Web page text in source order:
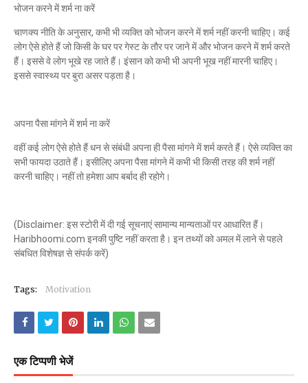
भोजन करने में शर्म ना करें
चाणक्य नीति के अनुसार, कभी भी व्यक्ति को भोजन करने में शर्म नहीं करनी चाहिए। कई
लोग ऐसे होते हैं जो किसी के घर पर गेस्ट के तौर पर जाने में और भोजन करने में शर्म करते
हैं। इससे वे लोग भूखे रह जाते हैं। इंसान को कभी भी अपनी भूख नहीं मारनी चाहिए।
इससे स्वास्थ्य पर बुरा असर पड़ता है।
अपना पैसा मांगने में शर्म ना करें
वहीं कई लोग ऐसे होते हैं धन से संबंधी अपना ही पैसा मांगने में शर्म करते हैं। ऐसे व्यक्ति का
सभी फायदा उठाते हैं। इसीलिए अपना पैसा मांगने में कभी भी किसी तरह की शर्म नहीं
करनी चाहिए। नहीं तो हमेशा आप बर्बाद ही रहोगे।
(Disclaimer: इस स्टोरी में दी गई सूचनाएं सामान्य मान्यताओं पर आधारित हैं।
Haribhoomi.com इनकी पुष्टि नहीं करता है। इन तथ्यों को अमल में लाने से पहले
संबधित विशेषज्ञ से संपर्क करें)
Tags: Motivation
एक टिप्पणी भेजें